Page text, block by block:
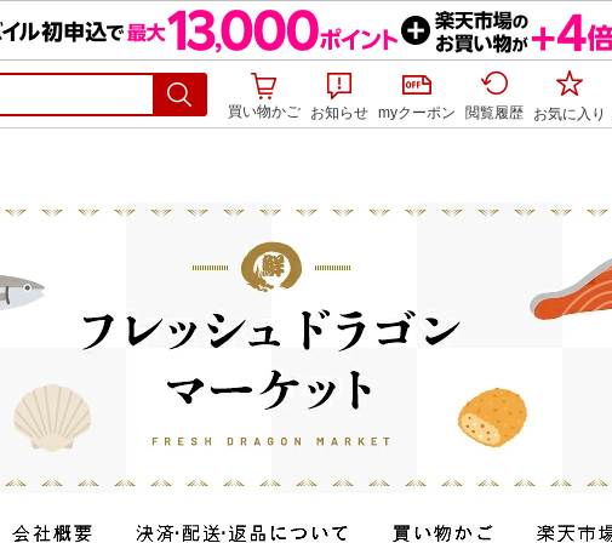
買い物かご お知らせ myクーポン 閲覧履歴 お気に入り